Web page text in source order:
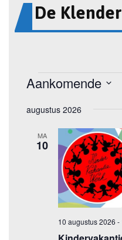
De Klender